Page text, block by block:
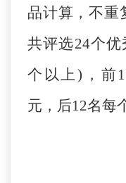
品计算，不重
共评选24个
个以上)，前
元，后12名每